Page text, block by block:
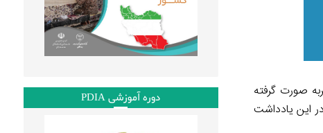
صورت گرفته
این یادداشت
دوره آموزشی PDIA